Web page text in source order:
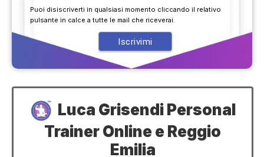
Puoi disiscriverti in qualsiasi momento cliccando il relativo
pulsante in calce a tutte le mail che riceverai.
Luca Grisendi Personal
Trainer Online e Reggio
Emilia